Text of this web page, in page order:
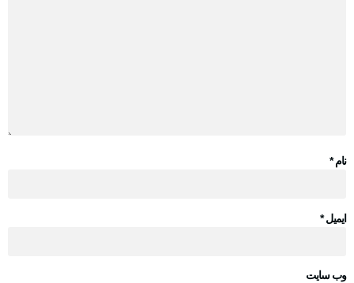
نام*
ایمیل*
وب‌ سایت